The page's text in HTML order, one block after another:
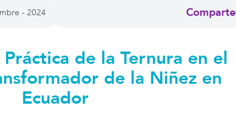
- 2024 Comparte
de la Ternura en el
de la Niñez en
Ecuador